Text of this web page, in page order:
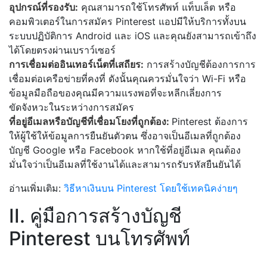
อุปกรณ์ที่รองรับ: คุณสามารถใช้โทรศัพท์ แท็บเล็ต หรือ
คอมพิวเตอร์ในการสมัคร Pinterest แอปมีให้บริการทั้งบน
ระบบปฏิบัติการ Android และ iOS และคุณยังสามารถเข้าถึง
ได้โดยตรงผ่านเบราว์เซอร์
การเชื่อมต่ออินเทอร์เน็ตที่เสถียร: การสร้างบัญชีต้องการการ
เชื่อมต่อเครือข่ายที่คงที่ ดังนั้นคุณควรมั่นใจว่า Wi-Fi หรือ
ข้อมูลมือถือของคุณมีความแรงพอที่จะหลีกเลี่ยงการ
ขัดจังหวะในระหว่างการสมัคร
ที่อยู่อีเมลหรือบัญชีที่เชื่อมโยงที่ถูกต้อง: Pinterest ต้องการ
ให้ผู้ใช้ให้ข้อมูลการยืนยันตัวตน ซึ่งอาจเป็นอีเมลที่ถูกต้อง
บัญชี Google หรือ Facebook หากใช้ที่อยู่อีเมล คุณต้อง
มั่นใจว่าเป็นอีเมลที่ใช้งานได้และสามารถรับรหัสยืนยันได้
อ่านเพิ่มเติม: วิธีหาเงินบน Pinterest โดยใช้เทคนิคง่ายๆ
II. คู่มือการสร้างบัญชี
Pinterest บนโทรศัพท์